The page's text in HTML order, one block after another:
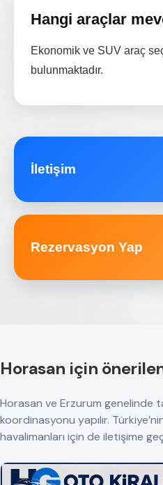
Hangi araçlar
Ekonomik ve SUV araç
bulunmaktadır.
İletişim
Rezervasyon Yap
Horasan için
Horasan ve Erzurum genelinde
koordinasyonu yapılır.
havalimanları için de iletişime